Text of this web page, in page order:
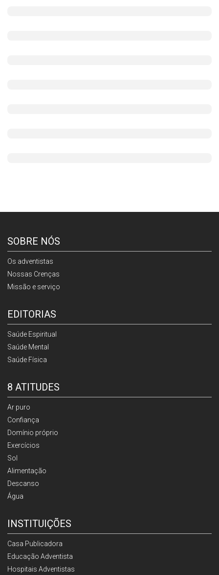
SOBRE NÓS
Os adventistas
Nossas Crenças
Missão e serviço
EDITORIAS
Saúde Espiritual
Saúde Mental
Saúde Física
8 ATITUDES
Ar puro
Confiança
Domínio próprio
Exercícios
Sol
Alimentação
Descanso
Água
INSTITUIÇÕES
Casa Publicadora
Educação Adventista
Hospitais Adventistas